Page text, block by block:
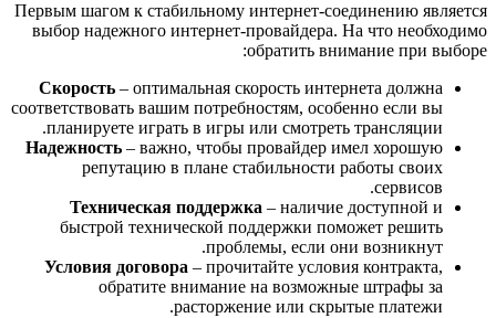
Первым шагом к стабильному интернет-соединению является
выбор надежного интернет-провайдера. На что необходимо
обратить внимание при выборе:
Скорость – оптимальная скорость интернета должна
соответствовать вашим потребностям, особенно если вы
планируете играть в игры или смотреть трансляции.
Надежность – важно, чтобы провайдер имел хорошую
репутацию в плане стабильности работы своих
сервисов.
Техническая поддержка – наличие доступной и
быстрой технической поддержки поможет решить
проблемы, если они возникнут.
Условия договора – прочитайте условия контракта,
обратите внимание на возможные штрафы за
расторжение или скрытые платежи.